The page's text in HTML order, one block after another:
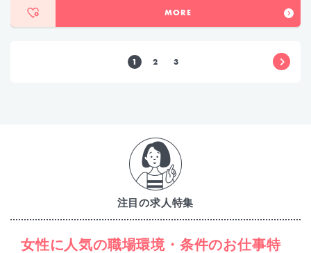
MORE
1 2 3
注目の求人特集
女性に人気の職場環境・条件のお仕事特